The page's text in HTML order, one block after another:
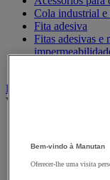
Cola industrial e
Fita adesiva
Fitas adesivas e
Eletricidade
Ver todas as categorias
Cabo Elétrico
Equipamento
Bem-vindo à Manutan
Oferecer-lhe uma visita